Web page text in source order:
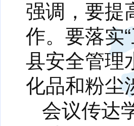
强调，要提
作。要落实
县安全管理
化品和粉尘
会议传达